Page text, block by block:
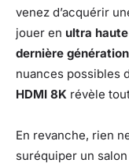
venez d’acquérir
jouer en ultra
dernière génération
nuances possibles
HDMI 8K révèle
En revanche, rien
suréquiper un